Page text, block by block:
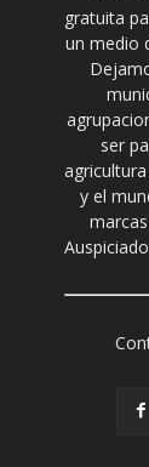
gratuita
un medio
ser
y el